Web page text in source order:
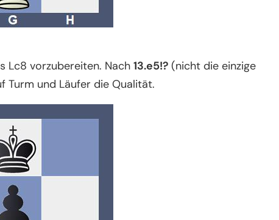
Lc8 vorzubereiten. Nach 13.e5!? (nicht die einzige
Turm und Läufer die Qualität.